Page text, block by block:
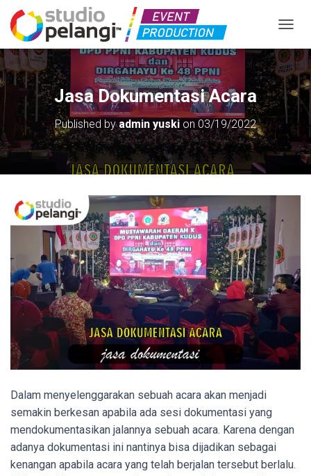
Jasa Dokumentasi Acara
Published byadmin yuski on 03/19/2022
Dalam menyelenggarakan sebuah acara akan menjadi
semakin berkesan apabila ada sesi dokumentasi yang
mendokumentasikan jalannya sebuah acara. Karena dengan
adanya dokumentasi ini nantinya bisa dijadikan sebagai
kenangan apabila acara yang telah berjalan tersebut berlalu.